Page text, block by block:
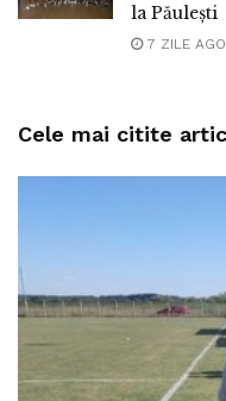
la Păulești
7 ZILE AGO
Cele mai citite